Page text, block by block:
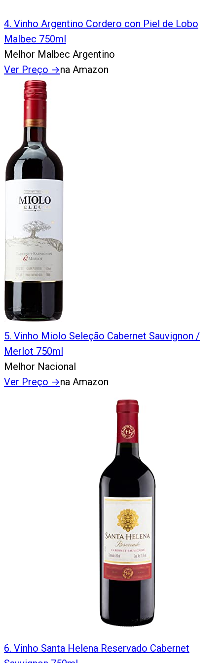
4. Vinho Argentino Cordero con Piel de Lobo
Malbec 750ml
Melhor Malbec Argentino
Ver Preço →na Amazon
5. Vinho Miolo Seleção Cabernet Sauvignon /
Merlot 750ml
Melhor Nacional
Ver Preço →na Amazon
6. Vinho Santa Helena Reservado Cabernet